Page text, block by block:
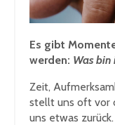
Es gibt
werden: Was bin
Zeit,
stellt uns oft vor
uns etwas